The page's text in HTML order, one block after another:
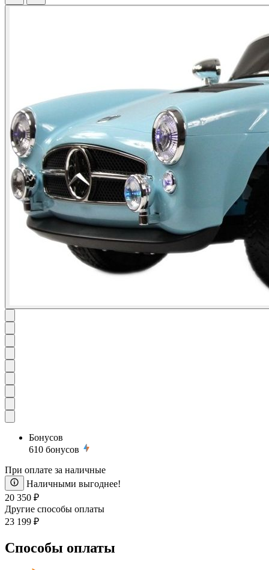
Бонусов
610 бонусов
При оплате за наличные
Наличными выгоднее!
20 350 ₽
Другие способы оплаты
23 199 ₽
Способы оплаты